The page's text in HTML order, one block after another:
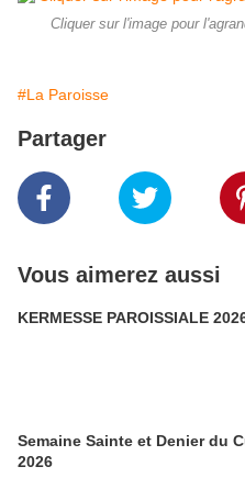
Cliquer sur l'image pour
#La Paroisse
Partager
Vous aimerez aussi
KERMESSE PAROISSIALE
Semaine Sainte et Denier du
2026